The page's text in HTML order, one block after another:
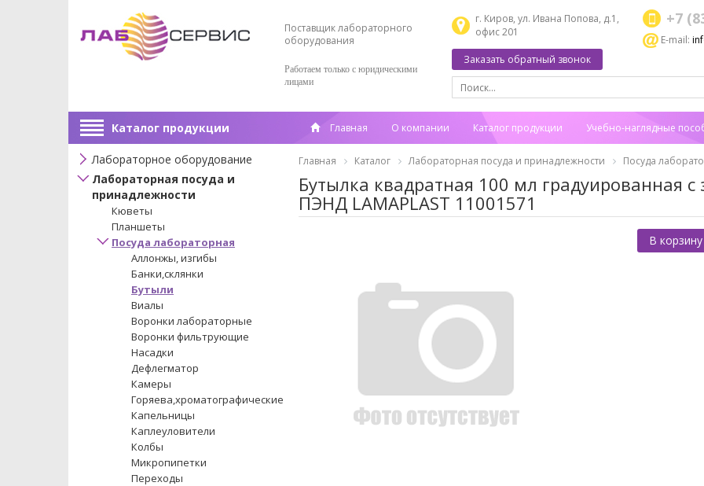
Поставщик лабораторного
оборудования
Работаем только с юридическими
лицами
г. Киров, ул. Ивана Попова, д.1,
офис 201
+7
E-mail:
Заказать обратный звонок
Каталог продукции Главная О компании Каталог продукции Учебно-наглядные
Лабораторное оборудование
Лабораторная посуда и
принадлежности
Кюветы
Планшеты
Посуда лабораторная
Аллонжы, изгибы
Банки,склянки
Бутыли
Виалы
Воронки лабораторные
Воронки фильтрующие
Насадки
Дефлегматор
Камеры
Горяева,хроматографические
Капельницы
Каплеуловители
Колбы
Микропипетки
Переходы
Главная Каталог Лабораторная посуда и принадлежности Посуда
Бутылка квадратная 100 мл градуированная
ПЭНД LAMAPLAST 11001571
В корзину